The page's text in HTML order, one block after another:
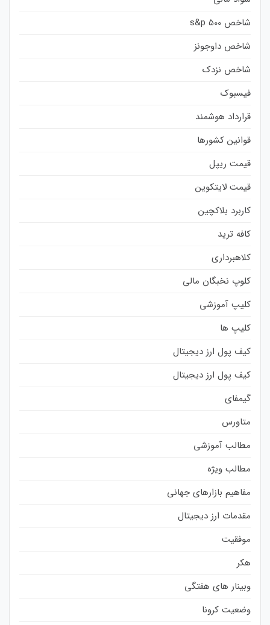
شاخص s&p 500
شاخص داوجونز
شاخص نزدک
فیسبوک
قرارداد هوشمند
قوانین کشورها
قیمت ریپل
قیمت لایتکوین
کاربرد بلاکچین
کافه ترید
کلاهبرداری
کلوپ نخبگان مالی
کلیپ آموزشی
کلیپ ها
کیف پول ارز دیجیتال
کیف پول ارز دیجیتال
گیمفای
متاورس
مطالب آموزشی
مطالب ویژه
مفاهیم بازارهای جهانی
مقدمات ارز دیجیتال
موفقیت
هکر
وبینار های هفتگی
وضعیت کرونا